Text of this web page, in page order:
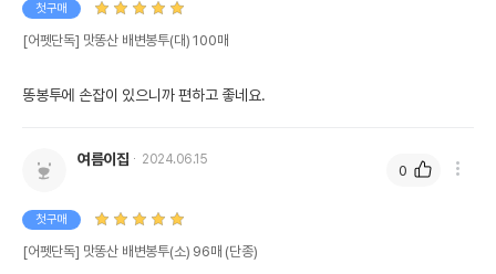
첫구매
[어펫단독] 맛똥산 배변봉투(대) 100매
똥봉투에 손잡이 있으니까 편하고 좋네요.
여름이집 2024.06.15
첫구매
[어펫단독] 맛똥산 배변봉투(소) 96매 (단종)
0